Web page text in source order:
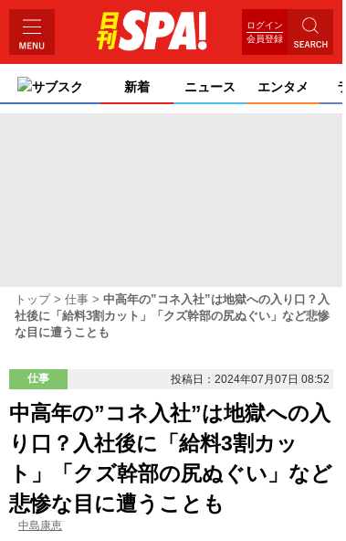
ログイン
会員登録
サブスク 新着 ニュース エンタメ
トップ 仕事
中高年の”コネ入社”は地獄への入り口？入
社後に「給料3割カット」「クズ幹部の尻ぬぐい」など悲惨
な目に遭うことも
仕事 投稿日：2024年07月07日 08:52
中高年の”コネ入社”は地獄への入
り口？入社後に「給料3割カッ
ト」「クズ幹部の尻ぬぐい」など
悲惨な目に遭うことも
中島康恵